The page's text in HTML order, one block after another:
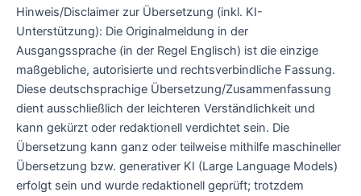
Hinweis/Disclaimer zur Übersetzung (inkl. KI-
Unterstützung): Die Originalmeldung in der
Ausgangssprache (in der Regel Englisch) ist die einzige
maßgebliche, autorisierte und rechtsverbindliche Fassung.
Diese deutschsprachige Übersetzung/Zusammenfassung
dient ausschließlich der leichteren Verständlichkeit und
kann gekürzt oder redaktionell verdichtet sein. Die
Übersetzung kann ganz oder teilweise mithilfe maschineller
Übersetzung bzw. generativer KI (Large Language Models)
erfolgt sein und wurde redaktionell geprüft; trotzdem